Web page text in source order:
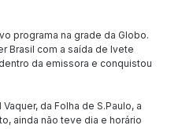
programa na grade da Globo.
Brasil com a saída de Ivete
da emissora e conquistou
da Folha de S.Paulo, a
ainda não teve dia e horário